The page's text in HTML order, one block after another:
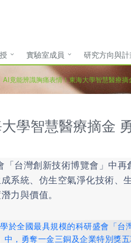
實驗室成員 研究方向與
AI竟能辨識胸痛表情！東海大學智慧醫療
學智慧醫療摘金
灣創新技術博覽會」中再
系統、仿生空氣淨化技術、
力與價值。